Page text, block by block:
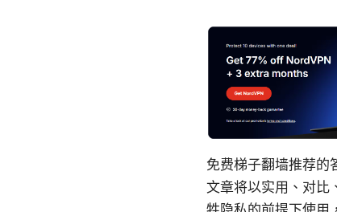
免费梯子翻墙推荐的
文章将以实用、对比